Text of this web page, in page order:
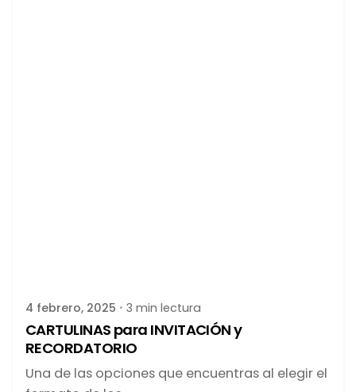
4 febrero, 2025 3 min lectura
CARTULINAS para INVITACIÓN y
RECORDATORIO
Una de las opciones que encuentras al elegir el